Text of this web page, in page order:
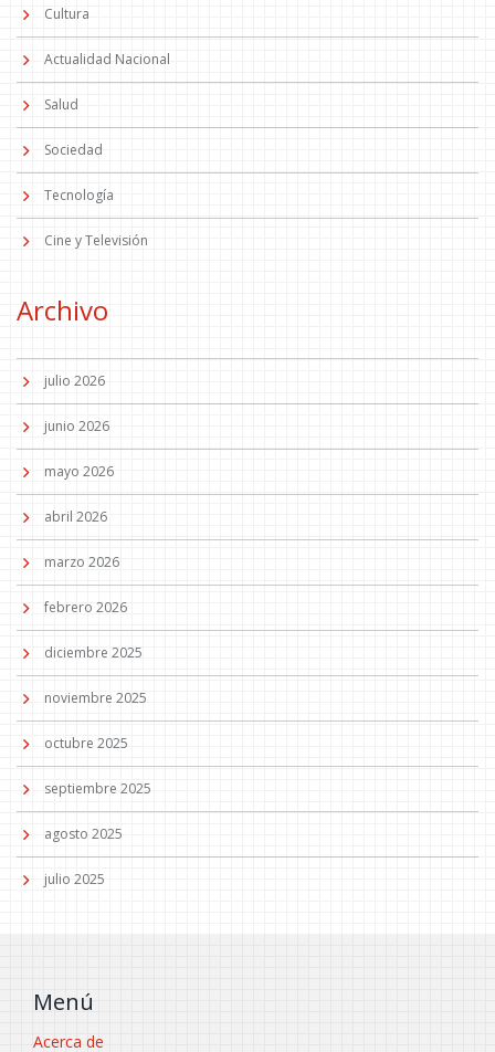
Cultura
Actualidad Nacional
Salud
Sociedad
Tecnología
Cine y Televisión
Archivo
julio 2026
junio 2026
mayo 2026
abril 2026
marzo 2026
febrero 2026
diciembre 2025
noviembre 2025
octubre 2025
septiembre 2025
agosto 2025
julio 2025
Menú
Acerca de